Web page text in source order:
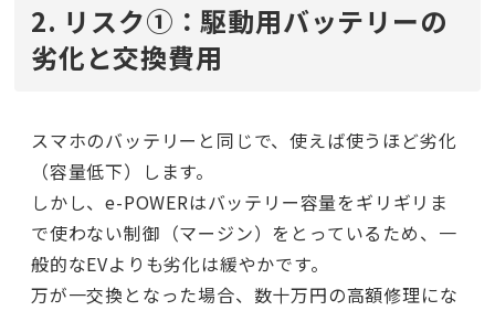
2. リスク①：駆動用バッテリーの
劣化と交換費用
スマホのバッテリーと同じで、使えば使うほど劣化
（容量低下）します。
しかし、e-POWERはバッテリー容量をギリギリま
で使わない制御（マージン）をとっているため、一
般的なEVよりも劣化は緩やかです。
万が一交換となった場合、数十万円の高額修理にな